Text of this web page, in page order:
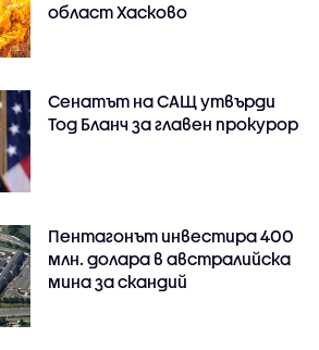
област Хасково
Сенатът на САЩ утвърди
Тод Бланч за главен прокурор
Пентагонът инвестира 400
млн. долара в австралийска
мина за скандий